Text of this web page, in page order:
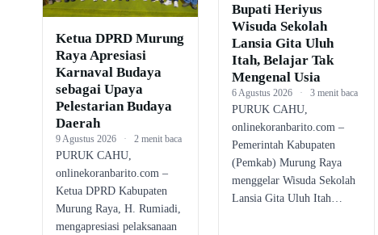
Ketua DPRD Murung
Raya Apresiasi
Karnaval Budaya
sebagai Upaya
Pelestarian Budaya
Daerah
9 Agustus 2026 · 2 menit baca
PURUK CAHU,
onlinekoranbarito.com –
Ketua DPRD Kabupaten
Murung Raya, H. Rumiadi,
mengapresiasi pelaksanaan
Bupati Heriyus
Wisuda Sekolah
Lansia Gita Uluh
Itah, Belajar Tak
Mengenal Usia
6 Agustus 2026 · 3 menit baca
PURUK CAHU,
onlinekoranbarito.com –
Pemerintah Kabupaten
(Pemkab) Murung Raya
menggelar Wisuda Sekolah
Lansia Gita Uluh Itah…